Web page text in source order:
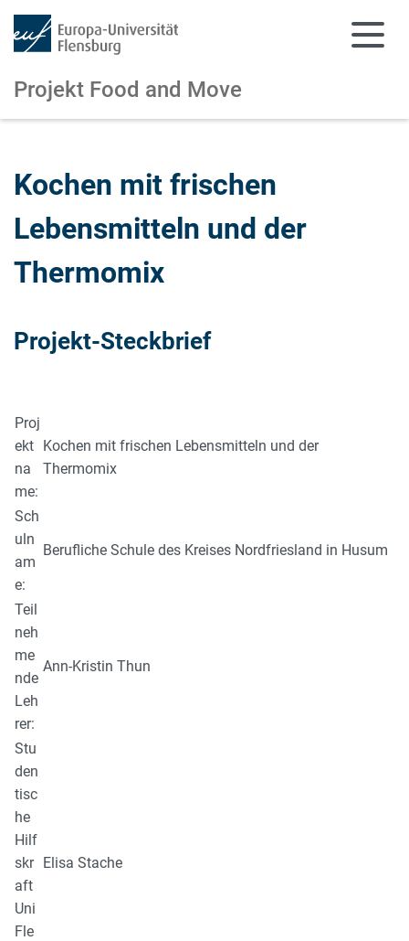
Projekt Food and Move
Kochen mit frischen
Lebensmitteln und der
Thermomix
Projekt-Steckbrief
Proj
ekt
na
me:
Kochen mit frischen Lebensmitteln und der
Thermomix
Sch
uln
am
e:
Berufliche Schule des Kreises Nordfriesland in Husum
Teil
neh
me
nde
Leh
rer:
Ann-Kristin Thun
Stu
den
tisc
he
Hilf
skr
aft
Uni
Fle
Elisa Stache